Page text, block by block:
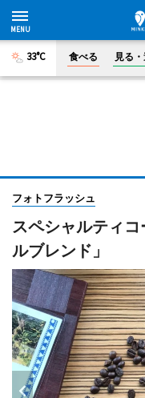
33°C 食べる 見る
フォトフラッシュ
スペシャルティ
ルブレンド」